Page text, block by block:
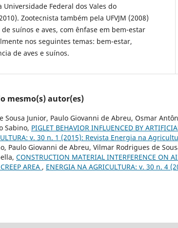
Universidade Federal dos Vales do
Zootecnista também pela UFVJM (2008)
suínos e aves, com ênfase em bem-estar
nos seguintes temas: bem-estar,
de aves e suínos.
mesmo(s) autor(es)
Sousa Junior, Paulo Giovanni de Abreu, Osmar
Sabino, PIGLET BEHAVIOR INFLUENCED BY
v. 30 n. 1 (2015): Revista Energia na
Paulo Giovanni de Abreu, Vilmar Rodrigues de
CONSTRUCTION MATERIAL INTERFERENCE ON
AREA , ENERGIA NA AGRICULTURA: v. 30 n.